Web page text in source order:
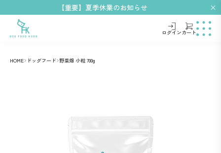
【重要】夏季休業のお知らせ
ログインカート
HOME ドッグフード 野菜畑 小粒 700g